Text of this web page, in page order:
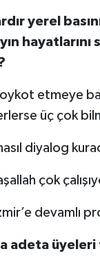
yerel
etmeye
üç çok
diyalog
çok
devamlı
adeta üyeleri